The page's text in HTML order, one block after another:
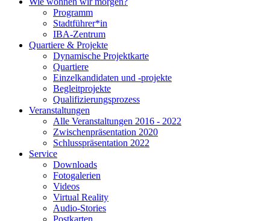
Programm
Stadtführer*in
IBA-Zentrum
Quartiere & Projekte
Dynamische Projektkarte
Quartiere
Einzelkandidaten und -projekte
Begleitprojekte
Qualifizierungsprozess
Veranstaltungen
Alle Veranstaltungen 2016 - 2022
Zwischenpräsentation 2020
Schlusspräsentation 2022
Service
Downloads
Fotogalerien
Videos
Virtual Reality
Audio-Stories
Postkarten